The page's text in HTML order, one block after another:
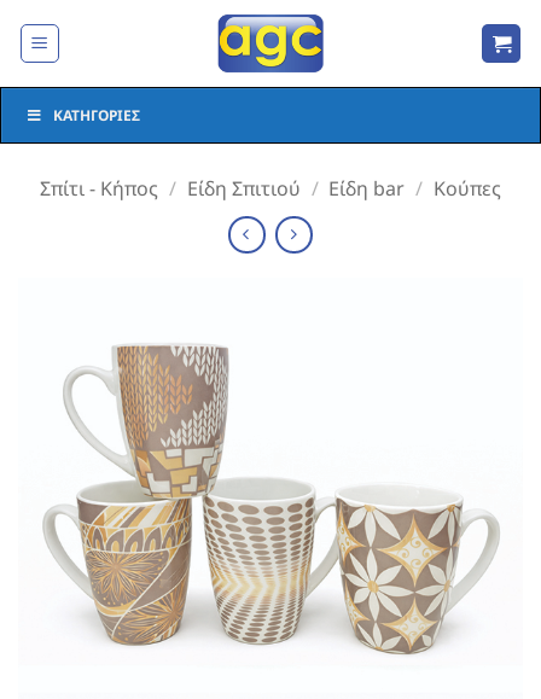
στο
ΚΑΤΗΓΟΡΊΕΣ
Σπίτι - Κήπος / Είδη Σπιτιού / Είδη bar / Κούπες